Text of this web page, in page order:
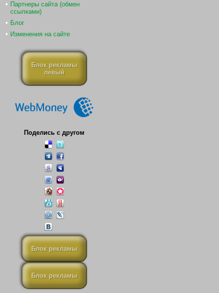
Партнеры сайта (обмен
ссылками)
Блог
Изменения на сайте
Блок рекламы
левый
Поделись с другом
Блок рекламы
Блок рекламы